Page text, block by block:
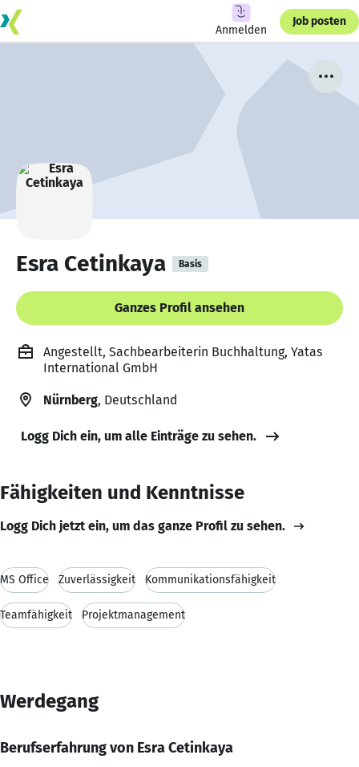
Anmelden
Job posten
Esra Cetinkaya Basis
Ganzes Profil ansehen
Angestellt, Sachbearbeiterin Buchhaltung, Yatas
International GmbH
Nürnberg, Deutschland
Logg Dich ein, um alle Einträge zu sehen.
Fähigkeiten und Kenntnisse
Logg Dich jetzt ein, um das ganze Profil zu sehen.
MS Office Zuverlässigkeit Kommunikationsfähigkeit
Teamfähigkeit Projektmanagement
Werdegang
Berufserfahrung von Esra Cetinkaya